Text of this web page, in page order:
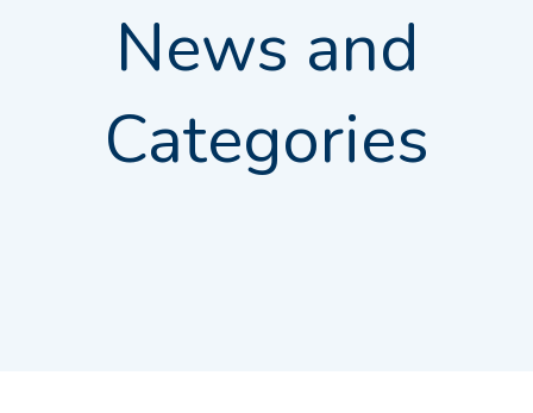
News and
Categories